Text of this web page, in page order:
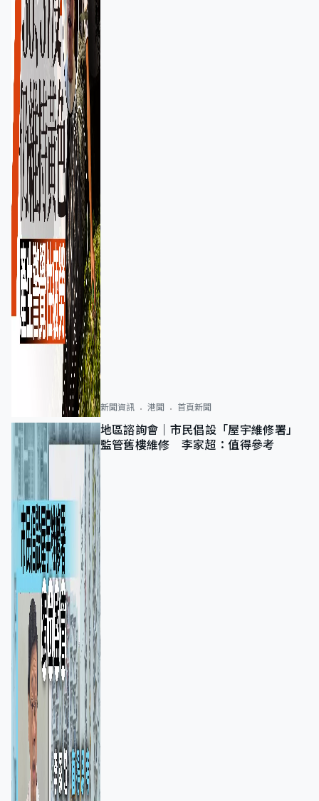
新聞資訊 港聞 首頁新聞
地區諮詢會｜市民倡設「屋宇維修署」
監管舊樓維修 李家超：值得參考